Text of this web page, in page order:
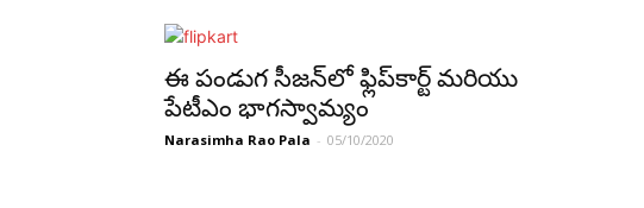
ఈ పండుగ సీజన్‌లో ఫ్లిప్‌కార్ట్‌ మరియు
పేటీఎం భాగస్వామ్యం
Narasimha Rao Pala - 05/10/2020